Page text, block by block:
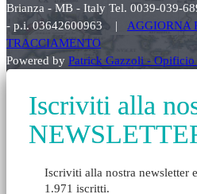
Brianza - MB - Italy Tel. 0039-039-
- p.i. 03642600963 | AGGIORNA
TRACCIAMENTO
Powered by Patrick Gazzoli -
Iscriviti alla
Iscriviti alla nostra newsletter
1.971 iscritti.